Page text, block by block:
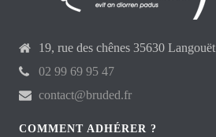
19, rue des chênes 35630 Langouët
02 99 69 95 47
contact@bruded.fr
COMMENT ADHÉRER ?